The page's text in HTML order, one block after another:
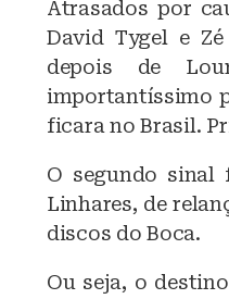
Atrasados por
David Tygel e
depois de
importantíssimo
ficara no Brasil.
O segundo
Linhares, de
discos do Boca.
Ou seja, o